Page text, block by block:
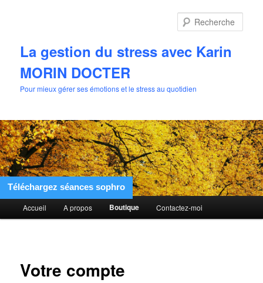
La gestion du stress avec Karin
MORIN DOCTER
Pour mieux gérer ses émotions et le stress au quotidien
Menu
principal
Accueil A propos Boutique Contactez-moi
Votre compte
Téléchargez séances sophro